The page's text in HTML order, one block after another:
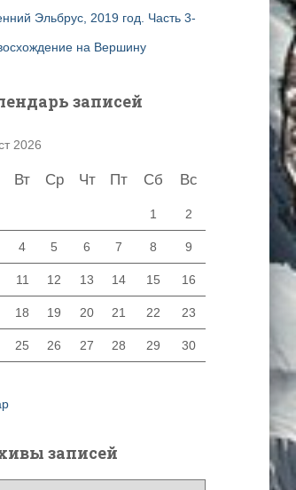
Эльбрус, 2019 год. Часть 3-
на Вершину
записей
2026
Вт Ср Чт Пт Сб Вс
1 2
4 5 6 7 8 9
11 12 13 14 15 16
18 19 20 21 22 23
25 26 27 28 29 30
записей